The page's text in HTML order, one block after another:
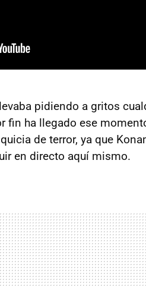
pidiendo a gritos
fin ha llegado ese
de terror, ya que
en directo aquí mismo.